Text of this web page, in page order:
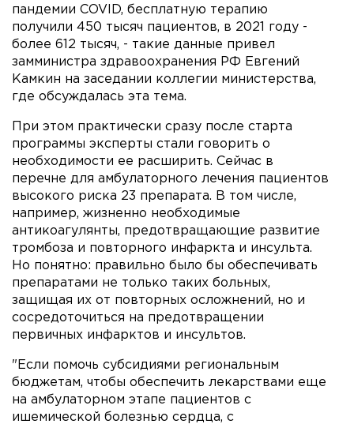
пандемии COVID, бесплатную терапию
получили 450 тысяч пациентов, в 2021 году -
более 612 тысяч, - такие данные привел
замминистра здравоохранения РФ Евгений
Камкин на заседании коллегии министерства,
где обсуждалась эта тема.
При этом практически сразу после старта
программы эксперты стали говорить о
необходимости ее расширить. Сейчас в
перечне для амбулаторного лечения пациентов
высокого риска 23 препарата. В том числе,
например, жизненно необходимые
антикоагулянты, предотвращающие развитие
тромбоза и повторного инфаркта и инсульта.
Но понятно: правильно было бы обеспечивать
препаратами не только таких больных,
защищая их от повторных осложнений, но и
сосредоточиться на предотвращении
первичных инфарктов и инсультов.
"Если помочь субсидиями региональным
бюджетам, чтобы обеспечить лекарствами еще
на амбулаторном этапе пациентов с
ишемической болезнью сердца, с